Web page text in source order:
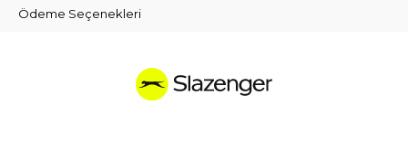
Ödeme Seçenekleri